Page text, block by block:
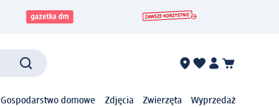
Gospodarstwo domowe Zdjęcia Zwierzęta Wyprzedaż